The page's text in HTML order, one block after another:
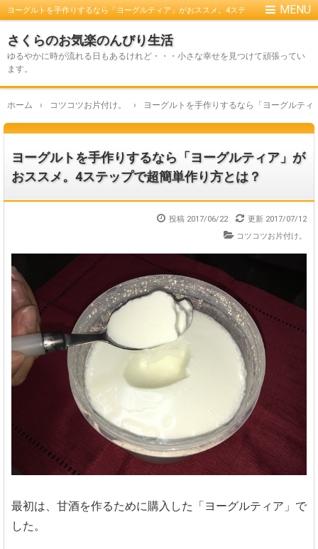
ヨーグルトを手作りするなら「ヨーグルティア」がおススメ。4ステ
さくらのお気楽のんびり生活
ゆるやかに時が流れる日もあるけれど・・・小さな幸せを見つけて頑張ってい
ます。
ホーム › コツコツお片付け。 › ヨーグルトを手作りするなら「ヨーグルテ
ヨーグルトを手作りするなら「ヨーグルティア」が
おススメ。4ステップで超簡単作り方とは？
投稿 2017/06/22 更新 2017/07/12
コツコツお片付け。
最初は、甘酒を作るために購入した「ヨーグルティア」で
した。